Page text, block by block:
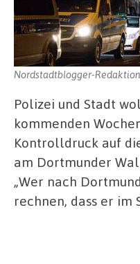
Nordstadtblogger-
Polizei und Stadt
kommenden
Kontrolldruck auf
am Dortmunder
„Wer nach
rechnen, dass er im